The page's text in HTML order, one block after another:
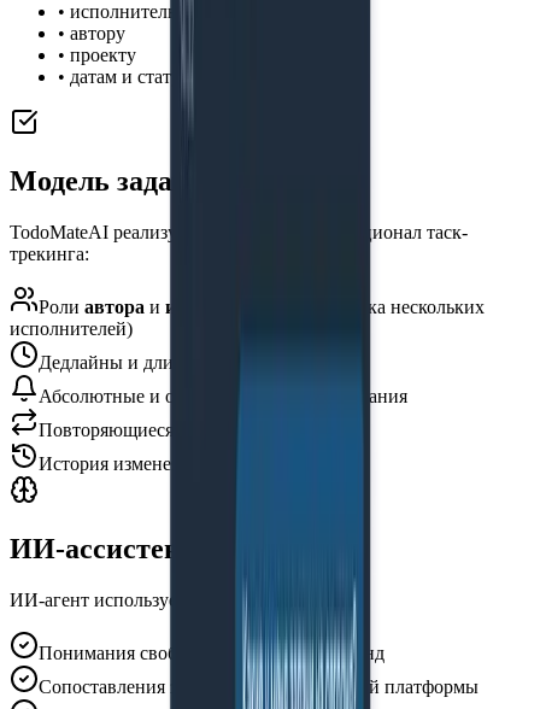
• исполнителю
• автору
• проекту
• датам и статусам
Модель задач
TodoMateAI реализует полноценный функционал таск-
трекинга:
Роли автора и исполнителей
(поддержка нескольких
исполнителей)
Дедлайны и длительность задач
Абсолютные и относительные напоминания
Повторяющиеся задачи
История изменений
ИИ-ассистент и LLM
ИИ-агент используется для:
Понимания свободных текстовых команд
Сопоставления запроса с бизнес-логикой платформы